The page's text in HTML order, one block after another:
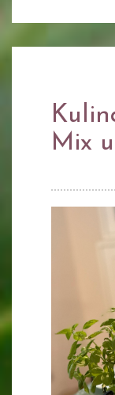
Mix